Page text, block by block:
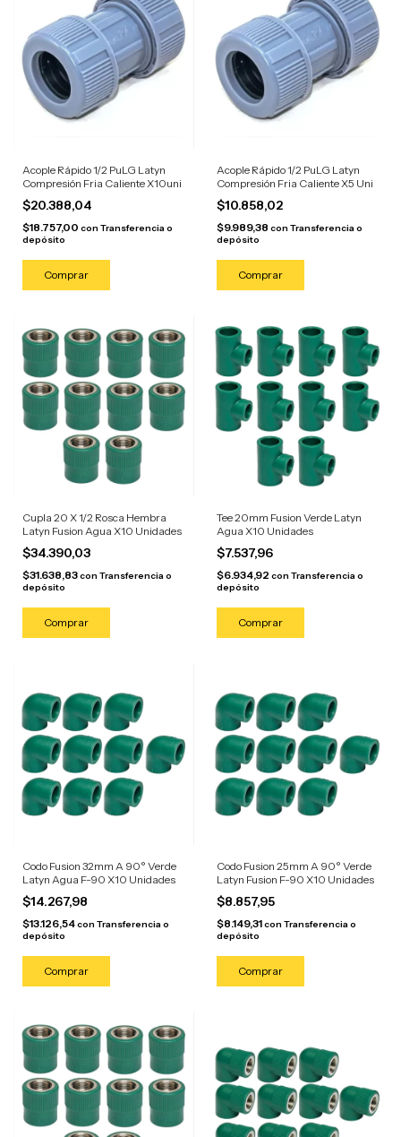
Acople Rápido 1/2 PuLG Latyn
Compresión Fria Caliente X10uni
$20.388,04
$18.757,00 con Transferencia o
depósito
Acople Rápido 1/2 PuLG Latyn
Compresión Fria Caliente X5 Uni
$10.858,02
$9.989,38 con Transferencia o
depósito
Cupla 20 X 1/2 Rosca Hembra
Latyn Fusion Agua X10 Unidades
$34.390,03
$31.638,83con Transferencia o
depósito
Tee 20mm Fusion Verde Latyn
Agua X10 Unidades
$7.537,96
$6.934,92 con Transferencia o
depósito
Codo Fusion 32mm A 90° Verde
Latyn Agua F-90 X10 Unidades
$14.267,98
$13.126,54con Transferencia o
depósito
Codo Fusion 25mm A 90° Verde
Latyn Fusion F-90 X10 Unidades
$8.857,95
$8.149,31con Transferencia o
depósito